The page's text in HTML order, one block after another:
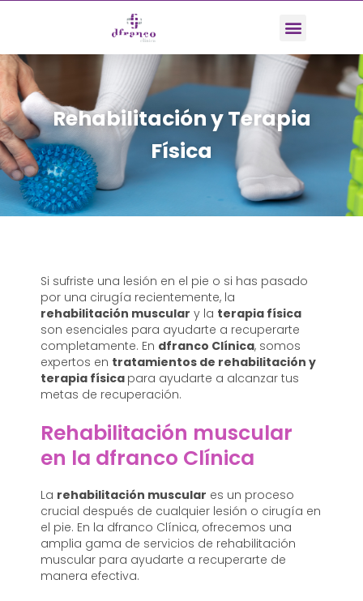
Rehabilitación y Terapia
Física
Si sufriste una lesión en el pie o si has pasado
por una cirugía recientemente, la
rehabilitación muscular y la terapia física
son esenciales para ayudarte a recuperarte
completamente. En dfranco Clínica, somos
expertos en tratamientos de rehabilitación y
terapia física para ayudarte a alcanzar tus
metas de recuperación.
Rehabilitación muscular
en la dfranco Clínica
La rehabilitación muscular es un proceso
crucial después de cualquier lesión o cirugía en
el pie. En la dfranco Clínica, ofrecemos una
amplia gama de servicios de rehabilitación
muscular para ayudarte a recuperarte de
manera efectiva.